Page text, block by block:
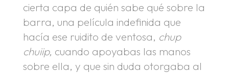
cierta capa de quién sabe qué sobre la
barra, una película indefinida que
hacía ese ruidito de ventosa, chup
chuiip, cuando apoyabas las manos
sobre ella, y que sin duda otorgaba al